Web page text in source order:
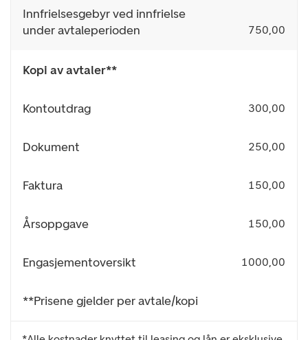
Innfrielsesgebyr ved innfrielse
under avtaleperioden
750,00
Kopi av avtaler**
Kontoutdrag 300,00
Dokument 250,00
Faktura 150,00
Årsoppgave 150,00
Engasjementoversikt 1000,00
**Prisene gjelder per avtale/kopi